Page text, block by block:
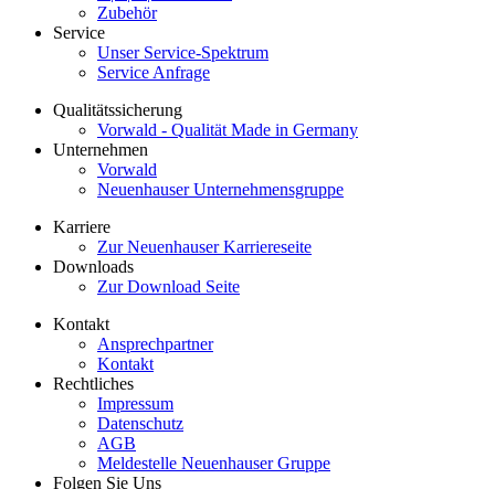
Zubehör
Service
Unser Service-Spektrum
Service Anfrage
Qualitätssicherung
Vorwald - Qualität Made in Germany
Unternehmen
Vorwald
Neuenhauser Unternehmensgruppe
Karriere
Zur Neuenhauser Karriereseite
Downloads
Zur Download Seite
Kontakt
Ansprechpartner
Kontakt
Rechtliches
Impressum
Datenschutz
AGB
Meldestelle Neuenhauser Gruppe
Folgen Sie Uns